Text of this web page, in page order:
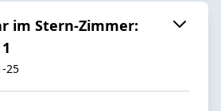
im Stern-Zimmer:
25